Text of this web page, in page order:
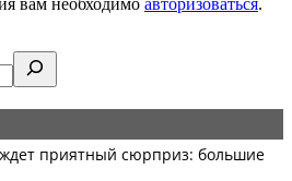
вам необходимо авторизоваться.